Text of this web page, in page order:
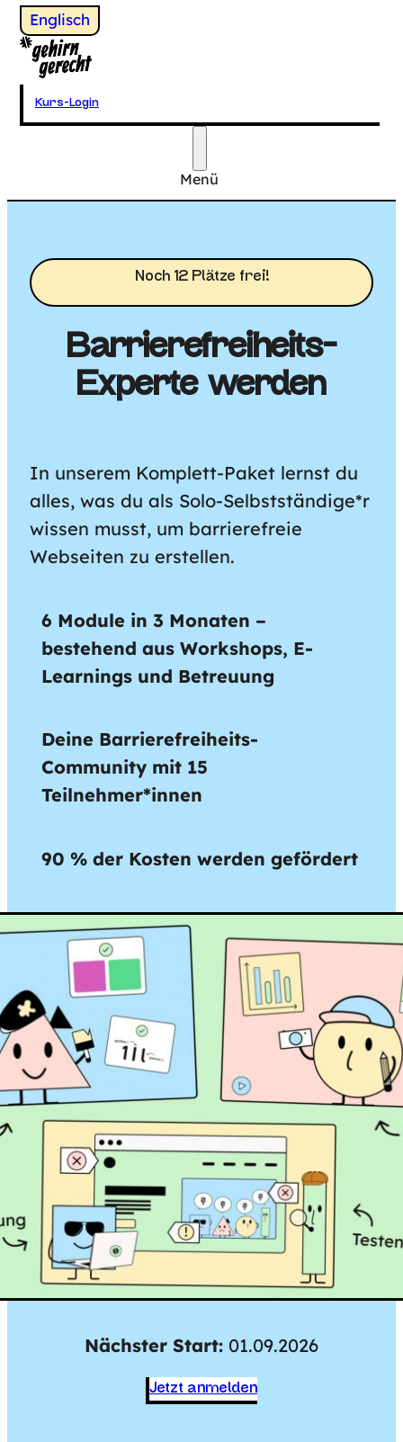
Wechsel zu
Englisch
Gehirngerecht Digital
Kurs-Login
Menü
Hauptmenü
Noch 12 Plätze frei!
Barrierefreiheits-
Experte werden
In unserem Komplett-Paket lernst du
alles, was du als Solo-Selbstständige*r
wissen musst, um barrierefreie
Webseiten zu erstellen.
6 Module in 3 Monaten –
bestehend aus Workshops, E-
Learnings und Betreuung
Deine Barrierefreiheits-
Community mit 15
Teilnehmer*innen
90 % der Kosten werden gefördert
Nächster Start: 01.09.2026
Jetzt anmelden